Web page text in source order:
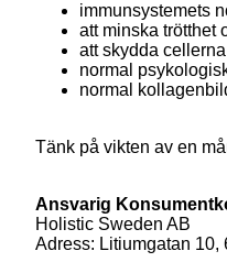
immunsystemets
att minska trötthet
att skydda
normal
normal
Tänk på vikten av en
Ansvarig
Holistic Sweden AB
Adress: Litiumgatan 10,